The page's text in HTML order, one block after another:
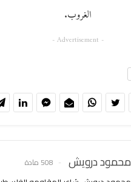
الغروب.
- Advertisement -
محمود درويش 508 مادة